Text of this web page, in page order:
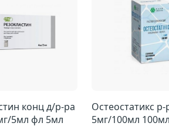
конц д/р-ра
5мл фл 5мл
Остеостатикс
5мг/100мл 100мл